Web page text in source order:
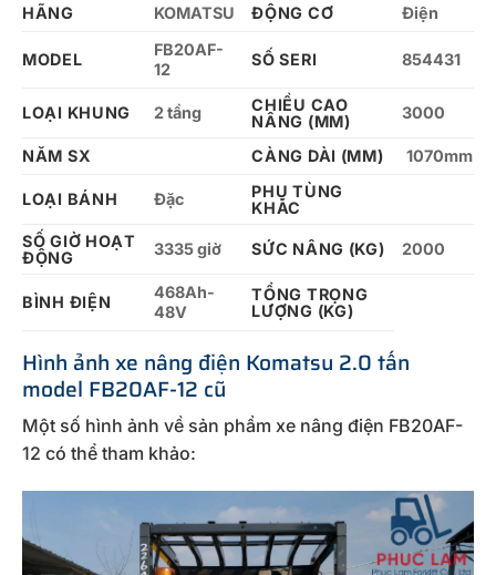
HÃNG KOMATSU ĐỘNG CƠ Điện
MODEL
FB20AF-
12
SỐ SERI 854431
LOẠI KHUNG 2 tầng
CHIỀU CAO
NÂNG (MM)
3000
NĂM SX CÀNG DÀI (MM) 1070mm
LOẠI BÁNH Đặc
PHỤ TÙNG
KHÁC
SỐ GIỜ HOẠT
ĐỘNG
3335 giờ SỨC NÂNG (KG) 2000
BÌNH ĐIỆN
468Ah-
48V
TỔNG TRỌNG
LƯỢNG (KG)
Hình ảnh xe nâng điện Komatsu 2.0 tấn
model FB20AF-12 cũ
Một số hình ảnh về sản phẩm xe nâng điện FB20AF-
12 có thể tham khảo: